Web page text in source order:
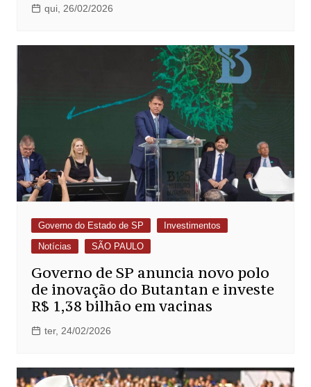
qui, 26/02/2026
Governo do Estado de SP
Investimentos
Notícias
SÃO PAULO
Governo de SP anuncia novo polo
de inovação do Butantan e investe
R$ 1,38 bilhão em vacinas
ter, 24/02/2026